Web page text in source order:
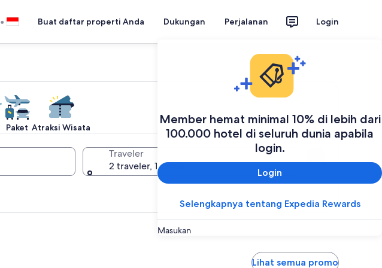
• Buat daftar properti Anda Dukungan Perjalanan Login
Member hemat minimal 10% di lebih dari
100.000 hotel di seluruh dunia apabila
login.
Login
Selengkapnya tentang Expedia Rewards
Masukan
Paket Atraksi Wisata
Traveler
2 traveler, 1 kamar
Cari
Lihat semua promo